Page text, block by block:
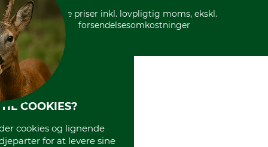
* Alle priser inkl. lovpligtig moms, ekskl.
forsendelsesomkostninger
COOKIES?
cookies og lignende
for at levere sine